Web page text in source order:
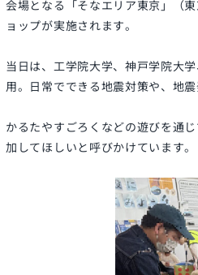
会場となる「そなエリア東京」（
ョップが実施されます。
当日は、工学院大学、神戸学院大
用。日常でできる地震対策や、地
かるたやすごろくなどの遊びを通
加してほしいと呼びかけています。